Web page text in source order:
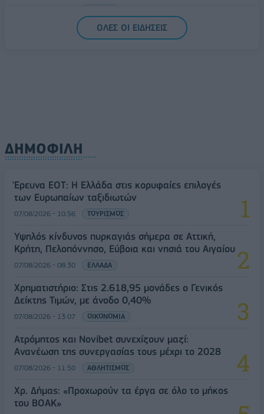
ΟΛΕΣ ΟΙ ΕΙΔΗΣΕΙΣ
ΔΗΜΟΦΙΛΗ
Έρευνα ΕΟΤ: Η Ελλάδα στις κορυφαίες επιλογές
των Ευρωπαίων ταξιδιωτών
07/08/2026 - 10:56 ΤΟΥΡΙΣΜΟΣ
Υψηλός κίνδυνος πυρκαγιάς σήμερα σε Αττική,
Κρήτη, Πελοπόννησο, Εύβοια και νησιά του Αιγαίου
07/08/2026 - 08:30 ΕΛΛΑΔΑ
Χρηματιστήριο: Στις 2.618,95 μονάδες ο Γενικός
Δείκτης Τιμών, με άνοδο 0,40%
07/08/2026 - 13:07 ΟΙΚΟΝΟΜΙΑ
Ατρόμητος και Novibet συνεχίζουν μαζί:
Ανανέωση της συνεργασίας τους μέχρι το 2028
07/08/2026 - 11:50 ΑΘΛΗΤΙΣΜΟΣ
Χρ. Δήμας: «Προχωρούν τα έργα σε όλο το μήκος
του ΒΟΑΚ»